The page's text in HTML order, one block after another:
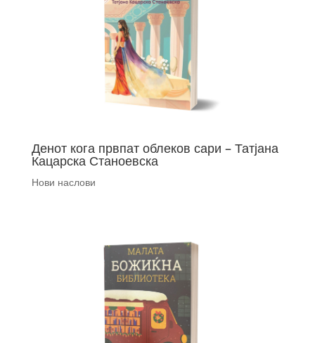
Денот кога првпат облеков сари – Татјана
Кацарска Станоевска
Нови наслови